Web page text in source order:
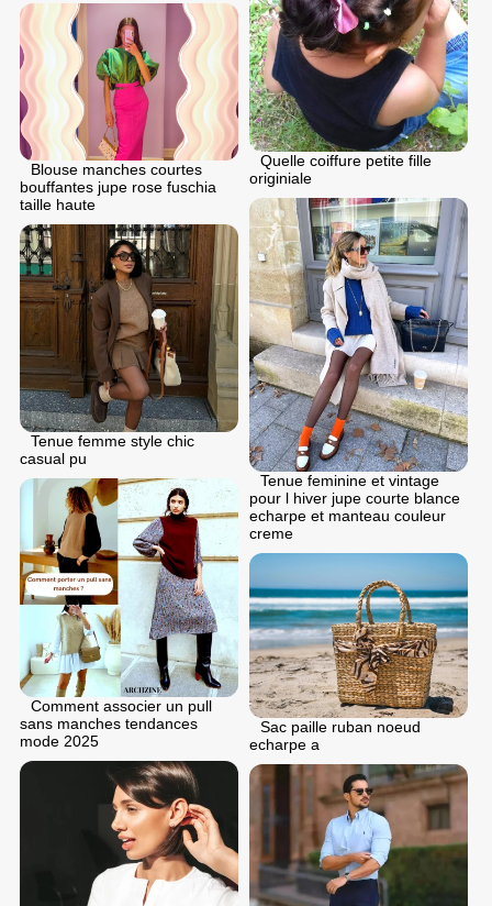
Quelle coiffure petite fille
originiale
Blouse manches courtes
bouffantes jupe rose fuschia
taille haute
Tenue feminine et vintage
pour l hiver jupe courte blance
echarpe et manteau couleur
creme
Tenue femme style chic
casual pu
Comment associer un pull
sans manches tendances
mode 2025
Sac paille ruban noeud
echarpe a